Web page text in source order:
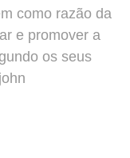
como razão da
e promover a
os seus